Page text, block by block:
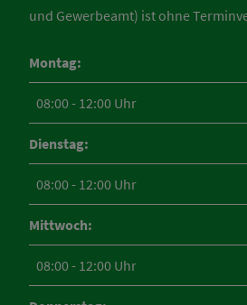
und Gewerbeamt) ist ohne
Montag:
08:00 - 12:00 Uhr
Dienstag:
08:00 - 12:00 Uhr
Mittwoch:
08:00 - 12:00 Uhr